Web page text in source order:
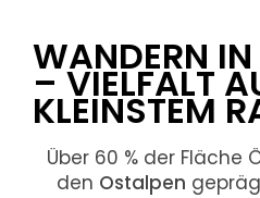
WANDERN IN
– VIELFALT
KLEINSTEM
Über 60 % der Fläche
den Ostalpen